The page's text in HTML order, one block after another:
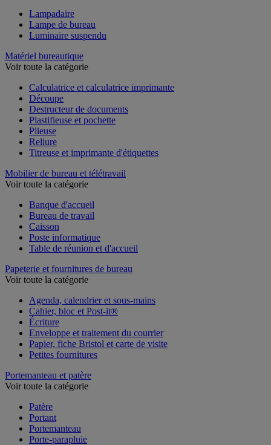
Lampadaire
Lampe de bureau
Luminaire suspendu
Matériel bureautique
Voir toute la catégorie
Calculatrice et calculatrice imprimante
Découpe
Destructeur de documents
Plastifieuse et pochette
Plieuse
Reliure
Titreuse et imprimante d'étiquettes
Mobilier de bureau et télétravail
Voir toute la catégorie
Banque d'accueil
Bureau de travail
Caisson
Poste informatique
Table de réunion et d'accueil
Papeterie et fournitures de bureau
Voir toute la catégorie
Agenda, calendrier et sous-mains
Cahier, bloc et Post-it®
Écriture
Enveloppe et traitement du courrier
Papier, fiche Bristol et carte de visite
Petites fournitures
Portemanteau et patère
Voir toute la catégorie
Patère
Portant
Portemanteau
Porte-parapluie